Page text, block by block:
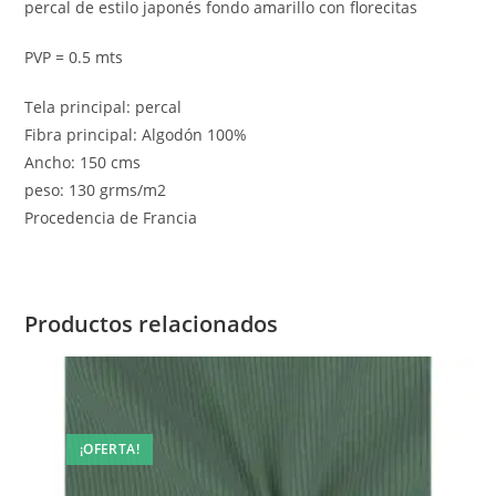
percal de estilo japonés fondo amarillo con florecitas
PVP = 0.5 mts
Tela principal: percal
Fibra principal: Algodón 100%
Ancho: 150 cms
peso: 130 grms/m2
Procedencia de Francia
Productos relacionados
¡OFERTA!